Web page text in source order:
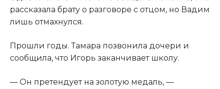
рассказала брату о разговоре с отцом, но Вадим
лишь отмахнулся.
Прошли годы. Тамара позвонила дочери и
сообщила, что Игорь заканчивает школу.
— Он претендует на золотую медаль, —